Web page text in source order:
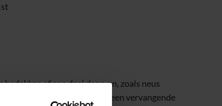
of een deel daarvan, zoals neus
niet meer goed is, krijg je een vervangende